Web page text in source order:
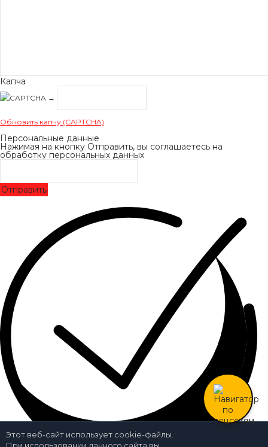
Этот веб-сайт использует cookie-файлы.
Капча
→
Обновить капчу (CAPTCHA)
Персональные данные
Нажимая на кнопку Отправить, вы соглашаетесь на
обработку персональных данных
Отправить